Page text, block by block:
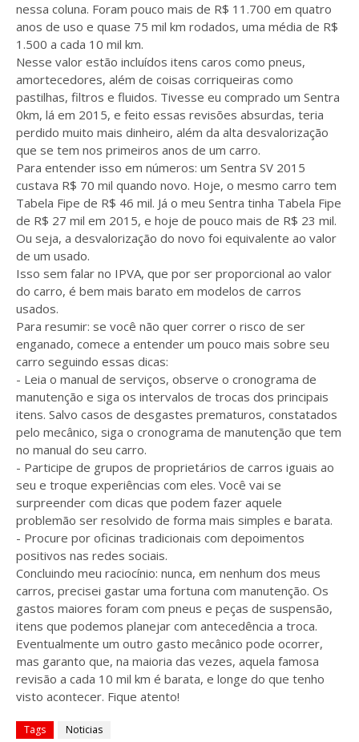
nessa coluna. Foram pouco mais de R$ 11.700 em quatro
anos de uso e quase 75 mil km rodados, uma média de R$
1.500 a cada 10 mil km.
Nesse valor estão incluídos itens caros como pneus,
amortecedores, além de coisas corriqueiras como
pastilhas, filtros e fluidos. Tivesse eu comprado um Sentra
0km, lá em 2015, e feito essas revisões absurdas, teria
perdido muito mais dinheiro, além da alta desvalorização
que se tem nos primeiros anos de um carro.
Para entender isso em números: um Sentra SV 2015
custava R$ 70 mil quando novo. Hoje, o mesmo carro tem
Tabela Fipe de R$ 46 mil. Já o meu Sentra tinha Tabela Fipe
de R$ 27 mil em 2015, e hoje de pouco mais de R$ 23 mil.
Ou seja, a desvalorização do novo foi equivalente ao valor
de um usado.
Isso sem falar no IPVA, que por ser proporcional ao valor
do carro, é bem mais barato em modelos de carros
usados.
Para resumir: se você não quer correr o risco de ser
enganado, comece a entender um pouco mais sobre seu
carro seguindo essas dicas:
- Leia o manual de serviços, observe o cronograma de
manutenção e siga os intervalos de trocas dos principais
itens. Salvo casos de desgastes prematuros, constatados
pelo mecânico, siga o cronograma de manutenção que tem
no manual do seu carro.
- Participe de grupos de proprietários de carros iguais ao
seu e troque experiências com eles. Você vai se
surpreender com dicas que podem fazer aquele
problemão ser resolvido de forma mais simples e barata.
- Procure por oficinas tradicionais com depoimentos
positivos nas redes sociais.
Concluindo meu raciocínio: nunca, em nenhum dos meus
carros, precisei gastar uma fortuna com manutenção. Os
gastos maiores foram com pneus e peças de suspensão,
itens que podemos planejar com antecedência a troca.
Eventualmente um outro gasto mecânico pode ocorrer,
mas garanto que, na maioria das vezes, aquela famosa
revisão a cada 10 mil km é barata, e longe do que tenho
visto acontecer. Fique atento!
Tags Noticias